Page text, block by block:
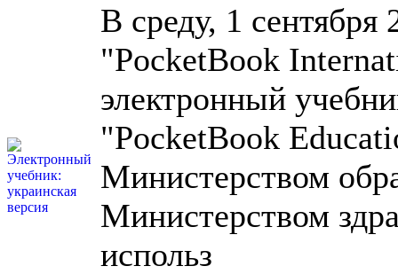
В среду, 1 сентября
"PocketBook
электронный
"PocketBook
Министерством
Министерством
использ